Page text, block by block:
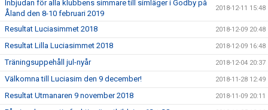
Inbjudan för alla klubbens simmare till simläger i Godby på
Åland den 8-10 februari 2019
2018-12-11 15:48
Resultat Luciasimmet 2018 2018-12-09 20:48
Resultat Lilla Luciasimmet 2018 2018-12-09 16:48
Träningsuppehåll jul-nyår 2018-12-04 20:37
Välkomna till Luciasim den 9 december! 2018-11-28 12:49
Resultat Utmanaren 9 november 2018 2018-11-09 20:11